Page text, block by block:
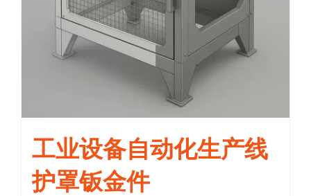
工业设备自动化生产线
护罩钣金件